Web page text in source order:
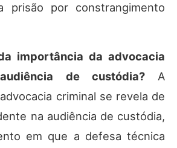
prisão por constrangimento
importância da advocacia
de custódia?A
criminal se revela de
na audiência de custódia,
em que a defesa técnica